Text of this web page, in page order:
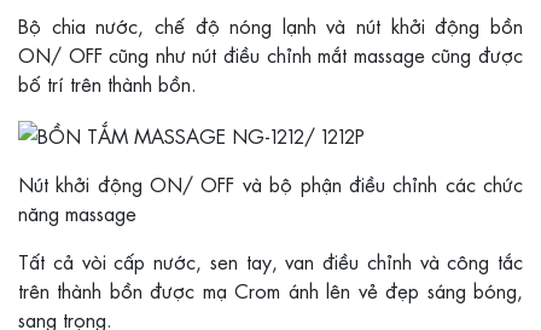
Bộ chia nước, chế độ nóng lạnh và nút khởi động bồn
ON/ OFF cũng như nút điều chỉnh mắt massage cũng được
bố trí trên thành bồn.
Nút khởi động ON/ OFF và bộ phận điều chỉnh các chức
năng massage
Tất cả vòi cấp nước, sen tay, van điều chỉnh và công tắc
trên thành bồn được mạ Crom ánh lên vẻ đẹp sáng bóng,
sang trọng.